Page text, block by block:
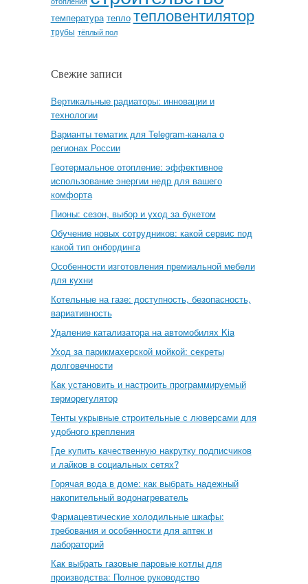
температура тепло тепловентилятор
трубы тёплый пол
Свежие записи
Вертикальные радиаторы: инновации и
технологии
Варианты тематик для Telegram-канала о
регионах России
Геотермальное отопление: эффективное
использование энергии недр для вашего
комфорта
Пионы: сезон, выбор и уход за букетом
Обучение новых сотрудников: какой сервис под
какой тип онбординга
Особенности изготовления премиальной мебели
для кухни
Котельные на газе: доступность, безопасность,
вариативность
Удаление катализатора на автомобилях Kia
Уход за парикмахерской мойкой: секреты
долговечности
Как установить и настроить программируемый
терморегулятор
Тенты укрывные строительные с люверсами для
удобного крепления
Где купить качественную накрутку подписчиков
и лайков в социальных сетях?
Горячая вода в доме: как выбрать надежный
накопительный водонагреватель
Фармацевтические холодильные шкафы:
требования и особенности для аптек и
лабораторий
Как выбрать газовые паровые котлы для
производства: Полное руководство